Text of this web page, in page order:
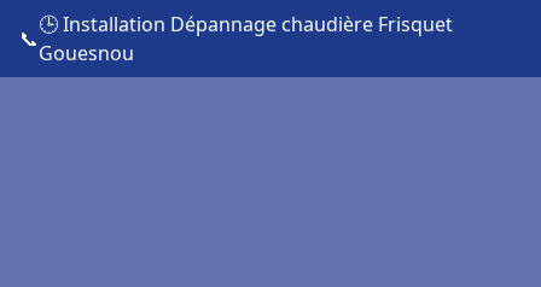
📞
🕒 Installation Dépannage chaudière Frisquet
Gouesnou